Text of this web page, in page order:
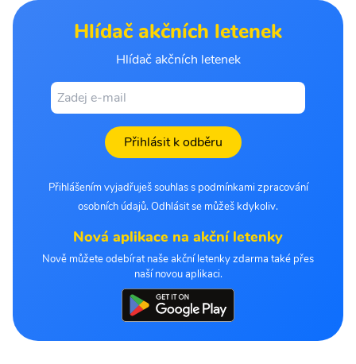
Hlídač akčních letenek
Hlídač akčních letenek
Přihlásit k odběru
Přihlášením vyjadřuješ souhlas s podmínkami zpracování
osobních údajů. Odhlásit se můžeš kdykoliv.
Nová aplikace na akční letenky
Nově můžete odebírat naše akční letenky zdarma také přes
naší novou aplikaci.